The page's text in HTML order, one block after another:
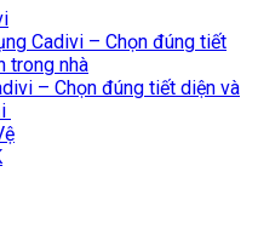
Cadivi – Chọn đúng tiết
trong nhà
– Chọn đúng tiết diện và